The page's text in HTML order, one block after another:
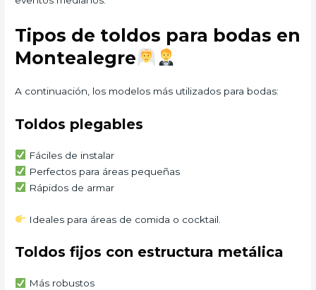
Tipos de toldos para bodas en
Montealegre
A continuación, los modelos más utilizados para bodas:
Toldos plegables
Fáciles de instalar
Perfectos para áreas pequeñas
Rápidos de armar
Ideales para áreas de comida o cocktail.
Toldos fijos con estructura metálica
Más robustos